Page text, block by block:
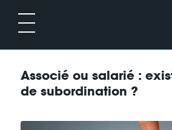
Associé ou salarié :
de subordination ?